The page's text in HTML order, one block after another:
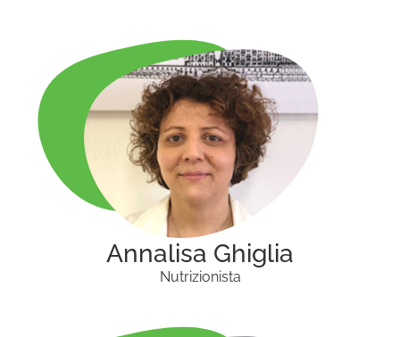
Annalisa Ghiglia
Nutrizionista